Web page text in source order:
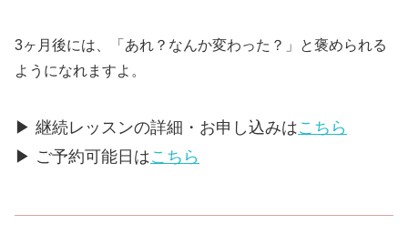
3ヶ月後には、「あれ？なんか変わった？」と褒められる
ようになれますよ。
▶ 継続レッスンの詳細・お申し込みはこちら
▶ ご予約可能日はこちら